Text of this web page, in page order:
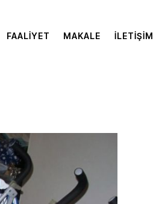
FAALIYET MAKALE İLETIŞIM